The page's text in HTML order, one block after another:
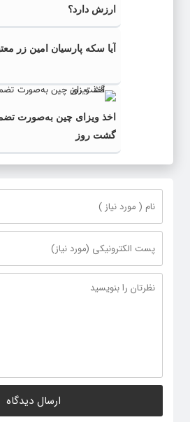
ارزش دارد؟
آیا سکه پارسیان امین زر
اخذ ویزای چین به‌صورت
گشت روز